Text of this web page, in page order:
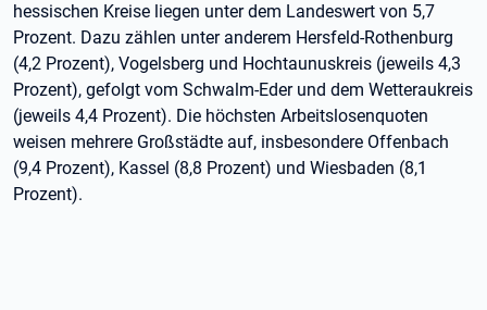
hessischen Kreise liegen unter dem Landeswert von 5,7
Prozent. Dazu zählen unter anderem Hersfeld-Rothenburg
(4,2 Prozent), Vogelsberg und Hochtaunuskreis (jeweils 4,3
Prozent), gefolgt vom Schwalm-Eder und dem Wetteraukreis
(jeweils 4,4 Prozent). Die höchsten Arbeitslosenquoten
weisen mehrere Großstädte auf, insbesondere Offenbach
(9,4 Prozent), Kassel (8,8 Prozent) und Wiesbaden (8,1
Prozent).